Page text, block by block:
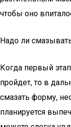
чтобы оно
Надо ли
Когда первый
пройдет, то в
смазать форму,
планируется